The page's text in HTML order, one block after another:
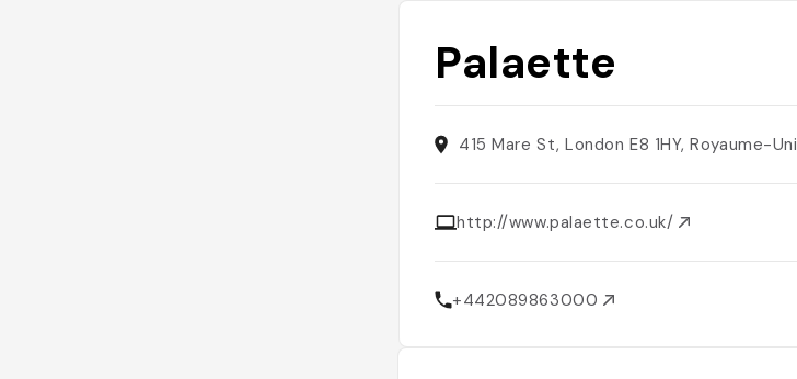
Palaette
415 Mare St, London E8 1HY, Royaume-Uni
http://www.palaette.co.uk/
+442089863000